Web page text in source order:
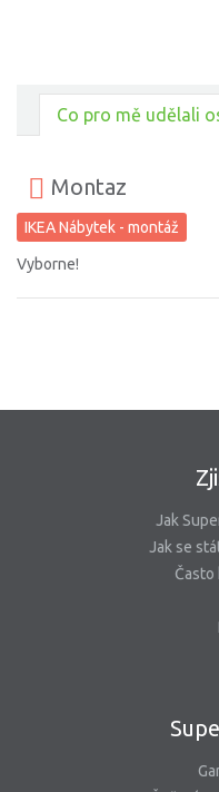
Co pro mě udělali
Montaz
IKEA Nábytek - montáž
Vyborne!
Jak
Jak se